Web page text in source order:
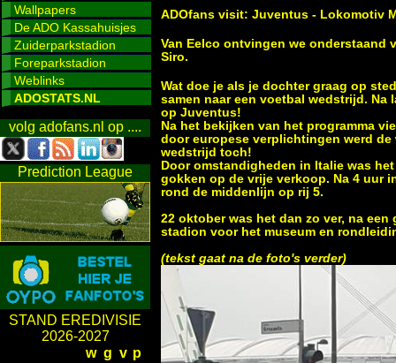
Wallpapers
De ADO Kassahuisjes
Zuiderparkstadion
Foreparkstadion
Weblinks
ADOSTATS.NL
volg adofans.nl op ....
Prediction League
STAND EREDIVISIE
2026-2027
w g v p
ADOfans visit: Juventus - Lokomotiv
Van Eelco ontvingen we onderstaand
Siro.
Wat doe je als je dochter graag op
samen naar een voetbal wedstrijd.
op Juventus!
Na het bekijken van het programma
door europese verplichtingen werd
wedstrijd toch!
Door omstandigheden in Italie was
gokken op de vrije verkoop. Na 4 uur
rond de middenlijn op rij 5.
22 oktober was het dan zo ver, na
stadion voor het museum en
(tekst gaat na de foto's verder)